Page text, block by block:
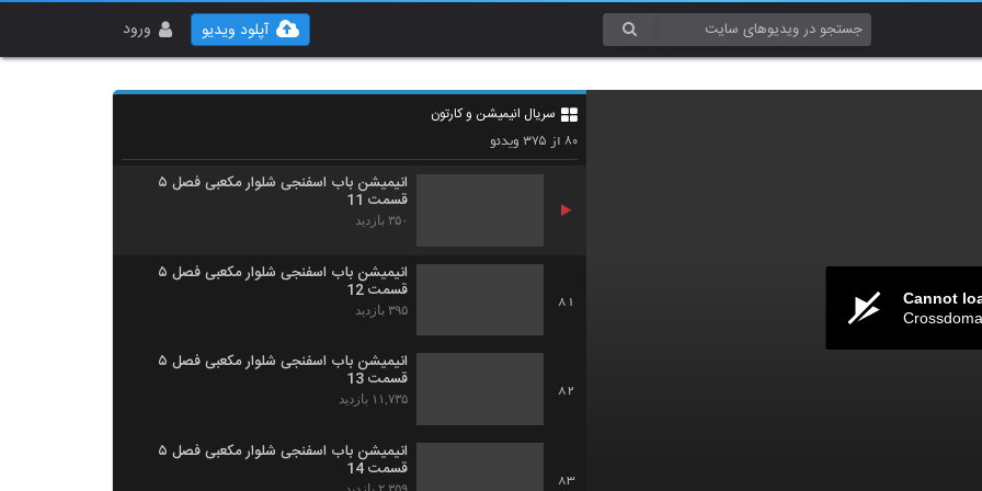
ورود آپلود ویدیو
Cannot
سریال انیمیشن و کارتون
۸۰ از ۳۷۵ویدئو
79
انیمیشن‌ باب اسفنجی شلوار مکعبی فصل ۵
انیمیشن‌ باب اسفنجی شلوار مکعبی فصل ۵
قسمت 11
۳۵۰ بازدید
81
انیمیشن‌ باب اسفنجی شلوار مکعبی فصل ۵
قسمت 12
۳۹۵ بازدید
82
انیمیشن‌ باب اسفنجی شلوار مکعبی فصل ۵
قسمت 13
۱۱,۷۳۵ بازدید
83
انیمیشن‌ باب اسفنجی شلوار مکعبی فصل ۵
قسمت 14